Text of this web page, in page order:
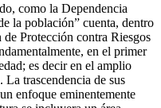
como la Dependencia
la población” cuenta, dentro
Protección contra Riesgos
en el primer
es decir en el amplio
trascendencia de sus
enfoque eminentemente